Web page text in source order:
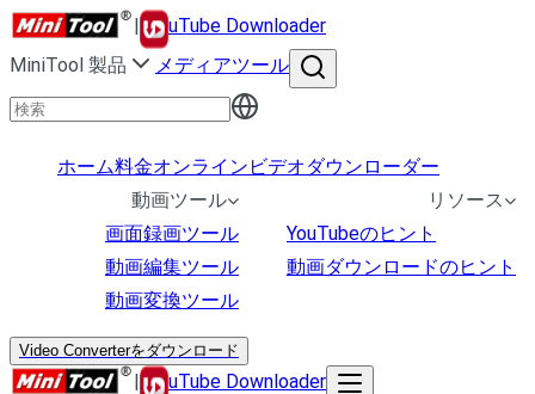
|
uTube Downloader
MiniTool 製品
メディアツール
ホーム料金オンラインビデオダウンローダー
動画ツール
画面録画ツール
動画編集ツール
動画変換ツール
リソース
YouTubeのヒント
動画ダウンロードのヒント
Video Converterをダウンロード
| uTube Downloader